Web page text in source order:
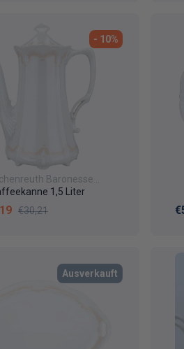
- 10%
Baronesse
Veronique1,5 Liter
Normaler Preis
€30,21
Ausverkauft